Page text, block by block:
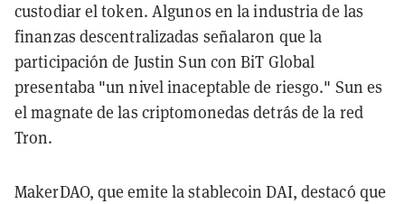
custodiar el token. Algunos en la industria de las
finanzas descentralizadas señalaron que la
participación de Justin Sun con BiT Global
presentaba "un nivel inaceptable de riesgo." Sun es
el magnate de las criptomonedas detrás de la red
Tron.
MakerDAO, que emite la stablecoin DAI, destacó que